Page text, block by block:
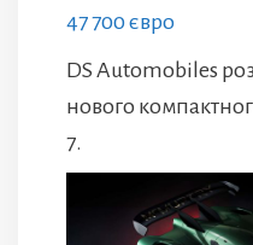
47 700 євро
DS Automobiles
нового
7.